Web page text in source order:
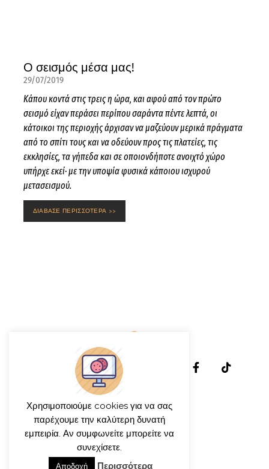
Ο σεισμός μέσα μας!
29/07/2019
Κάπου κοντά στις τρεις η ώρα, και αφού από τον πρώτο
σεισμό είχαν περάσει περίπου σαράντα πέντε λεπτά, οι
κάτοικοι της περιοχής άρχισαν να μαζεύουν μερικά πράγματα
από το σπίτι τους και να οδεύουν προς τις πλατείες, τις
εκκλησίες, τα γήπεδα και σε οποιονδήποτε ανοιχτό χώρο
υπήρχε εκεί· με την υποψία φυσικά κάποιου ισχυρού
μετασεισμού.
ΔΙΑΒΑΣΕ ΠΕΡΙΣΣΟΤΕΡΑ >>
© γιώργος ιατρίδης 2013-2026
Χρησιμοποιούμε cookies για να σας
παρέχουμε την καλύτερη δυνατή
εμπειρία. Αν συμφωνείτε μπορείτε να
συνεχίσετε.
Αποδοχή Περισσότερα